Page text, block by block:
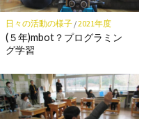
日々の活動の様子/2021年度
(５年)mbot？プログラミン
グ学習